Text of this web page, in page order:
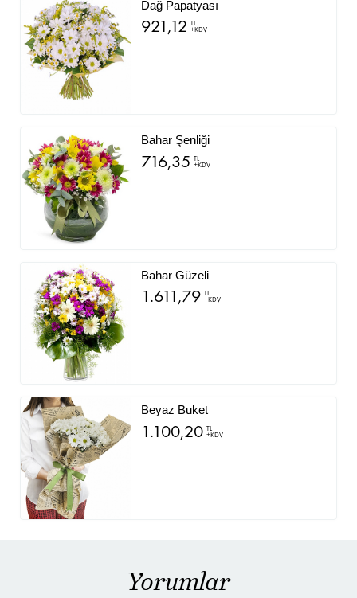
Dağ Papatyası
921,12 TL
+KDV
Bahar Şenliği
716,35 TL
+KDV
Bahar Güzeli
1.611,79 TL
+KDV
Beyaz Buket
1.100,20 TL
+KDV
Yorumlar